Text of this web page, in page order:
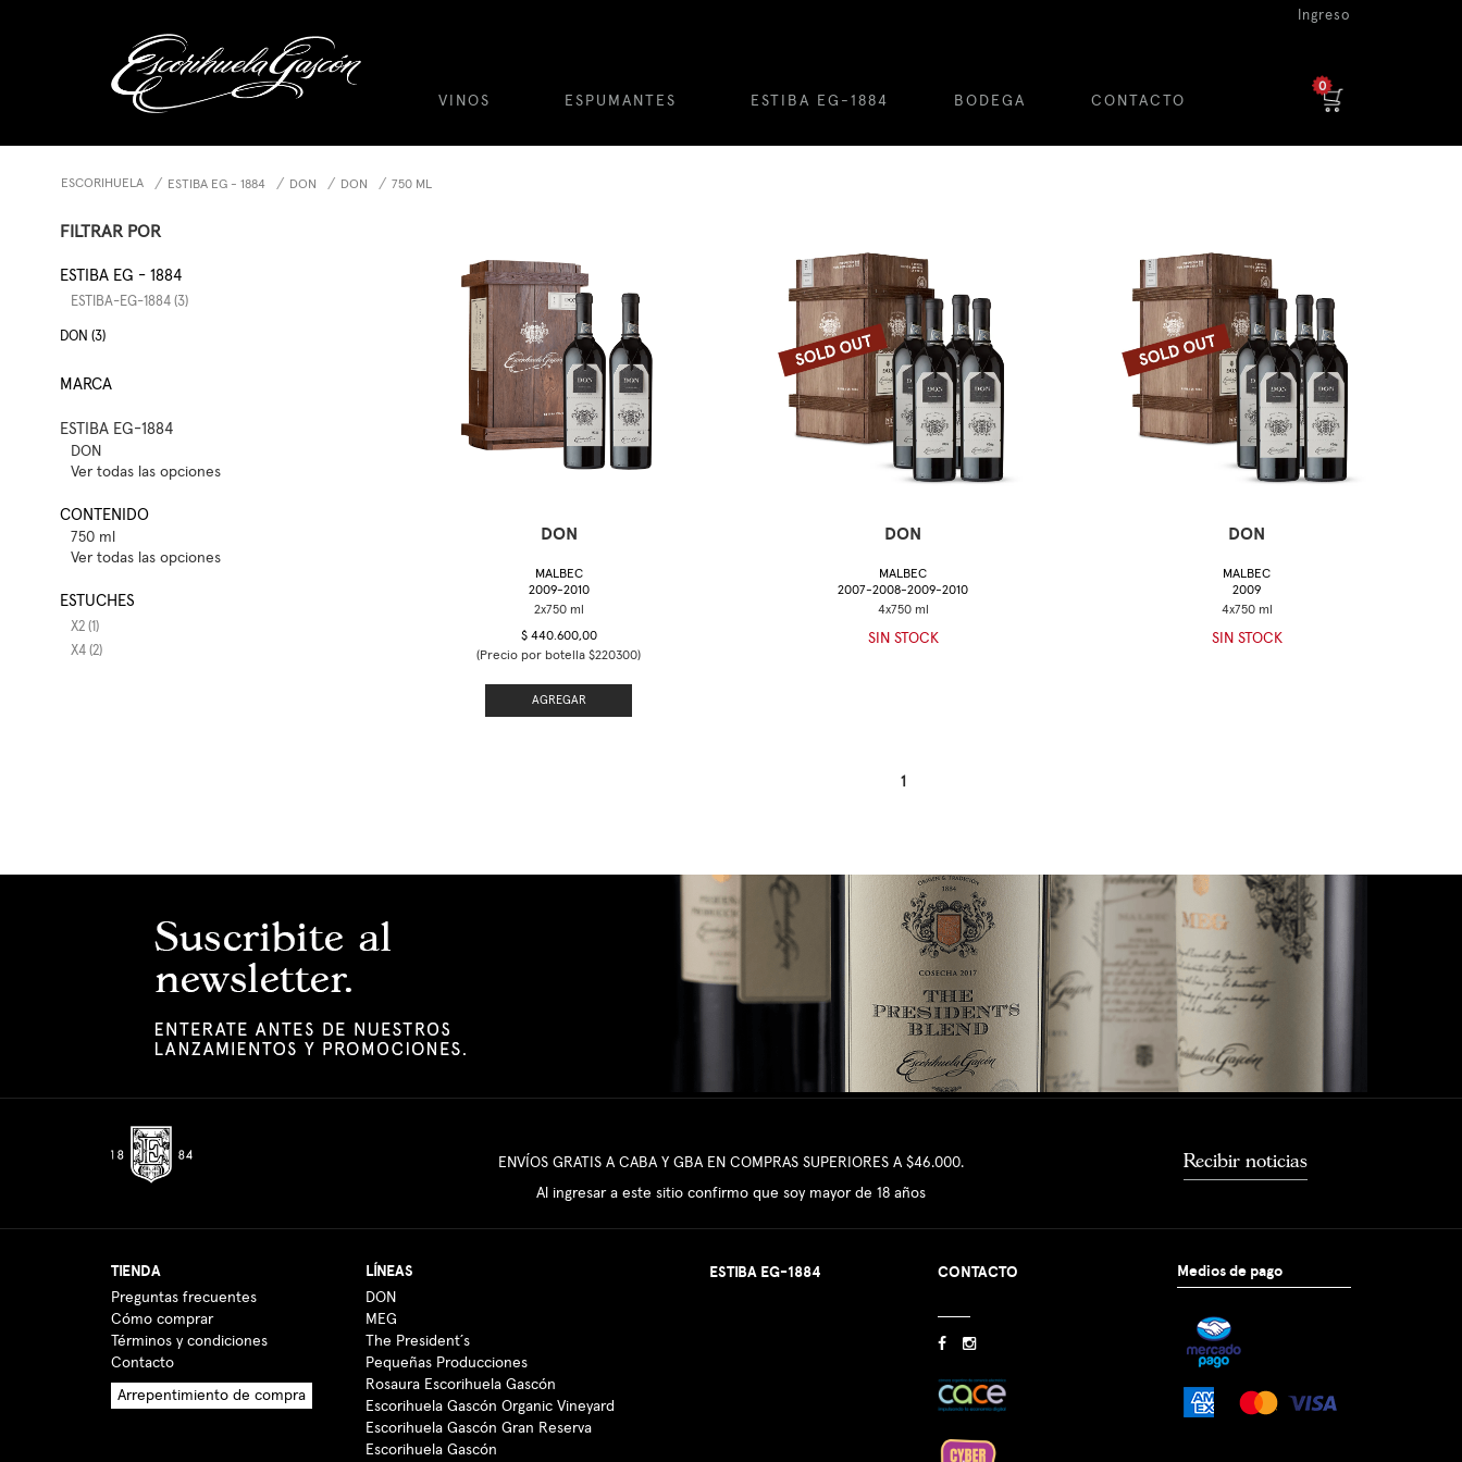
Ingreso
VINOS ESPUMANTES ESTIBA EG-1884 BODEGA CONTACTO
0
ESCORIHUELA ESTIBA EG - 1884 DON DON 750 ML
FILTRAR POR
ESTIBA EG - 1884
ESTIBA-EG-1884 (3)
DON (3)
MARCA
ESTIBA EG-1884
DON
Ver todas las opciones
CONTENIDO
750 ml
Ver todas las opciones
ESTUCHES
X2 (1)
X4 (2)
DON
MALBEC
2009-2010
$ 440.600,00
(Precio por botella $220300)
AGREGAR
DON
MALBEC
2007-2008-2009-2010
SIN STOCK
DON
MALBEC
2009
SIN STOCK
1
ENVÍOS GRATIS A CABA Y GBA EN COMPRAS SUPERIORES A $46.000.
Al ingresar a este sitio confirmo que soy mayor de 18 años
Recibir noticias
TIENDA
Preguntas frecuentes
Cómo comprar
Términos y condiciones
Contacto
Arrepentimiento de compra
LÍNEAS
DON
MEG
The President´s
Pequeñas Producciones
Rosaura Escorihuela Gascón
Escorihuela Gascón Organic Vineyard
Escorihuela Gascón Gran Reserva
Escorihuela Gascón
ESTIBA EG-1884 CONTACTO Medios de pago